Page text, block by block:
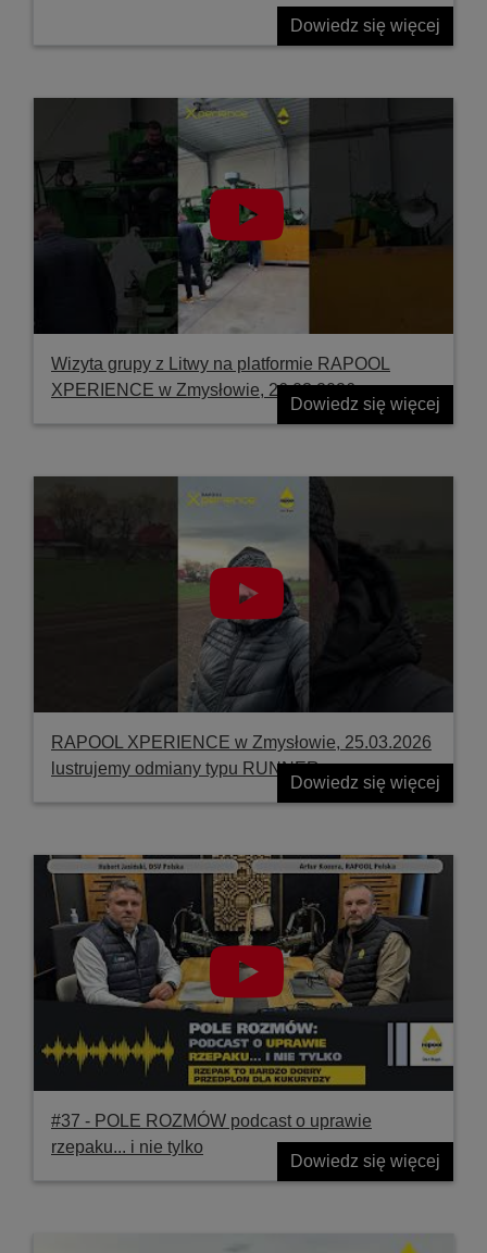
Dowiedz się więcej
Wizyta grupy z Litwy na platformie RAPOOL
XPERIENCE w Zmysłowie, 26.03.2026
Dowiedz się więcej
RAPOOL XPERIENCE w Zmysłowie, 25.03.2026
lustrujemy odmiany typu RUNNER
Dowiedz się więcej
#37 ‐ POLE ROZMÓW podcast o uprawie
rzepaku... i nie tylko
Dowiedz się więcej